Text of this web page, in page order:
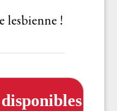
lesbienne !